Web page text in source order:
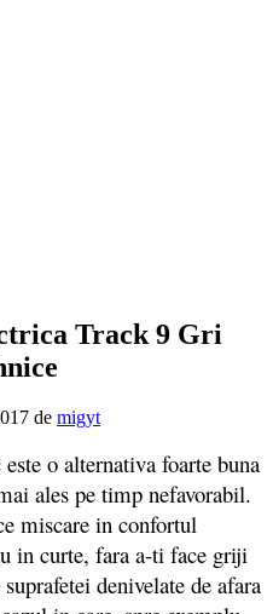
Track 9 Gri
de migyt
o alternativa foarte buna
ales pe timp nefavorabil.
miscare in confortul
in curte, fara a-ti face griji
denivelate de afara